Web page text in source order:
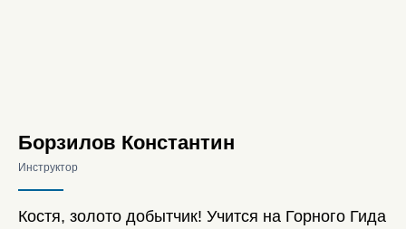
Борзилов Константин
Инструктор
Костя, золото добытчик! Учится на Горного Гида